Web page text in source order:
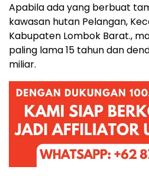
Apabila ada yang berbuat
kawasan hutan Pelangan,
Kabupaten Lombok Barat.,
paling lama 15 tahun dan
miliar.